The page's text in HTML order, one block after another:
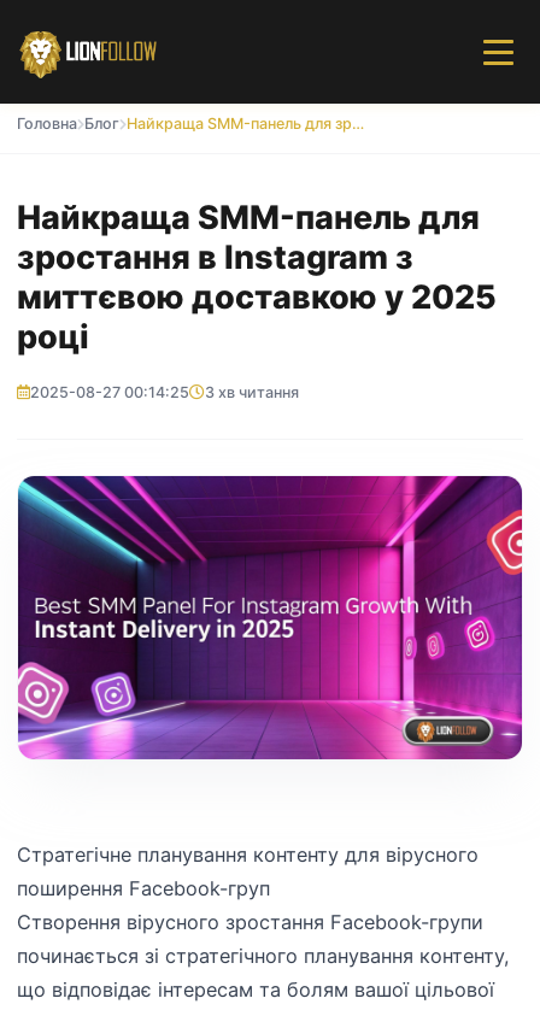
Головна Блог Найкраща SMM-панель для зростання в Instagram з миттєвою доставкою у 2025 році
Найкраща SMM-панель для
зростання в Instagram з
миттєвою доставкою у 2025
році
2025-08-27 00:14:25 3 хв читання
Стратегічне планування контенту для вірусного
поширення Facebook-груп
Створення вірусного зростання Facebook-групи
починається зі стратегічного планування контенту,
що відповідає інтересам та болям вашої цільової